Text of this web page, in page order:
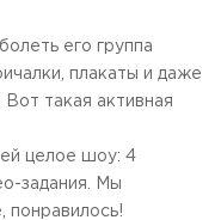
объединение в
его группа
плакаты и даже
такая активная
целое шоу: 4
задания. Мы
понравилось!